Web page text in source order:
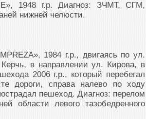
1948 г.р. Диагноз: ЗЧМТ, СГМ,
нижней челюсти.
1984 г.р., двигаясь по ул.
в направлении ул. Кирова, в
2006 г.р., который перебегал
дороги, справа налево по ходу
пешеход. Диагноз: перелом
области левого тазобедренного